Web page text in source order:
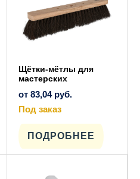
товара.
Щётки-мётлы для
мастерских
от 83,04 руб.
Под заказ
ПОДРОБНЕЕ
несколько